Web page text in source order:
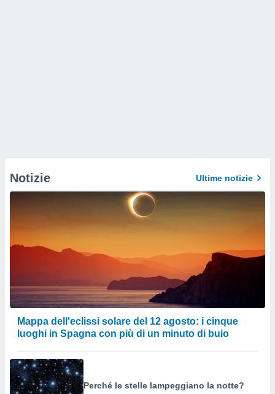
Notizie Ultime notizie
Mappa dell'eclissi solare del 12 agosto: i cinque
luoghi in Spagna con più di un minuto di buio
Perché le stelle lampeggiano la notte?